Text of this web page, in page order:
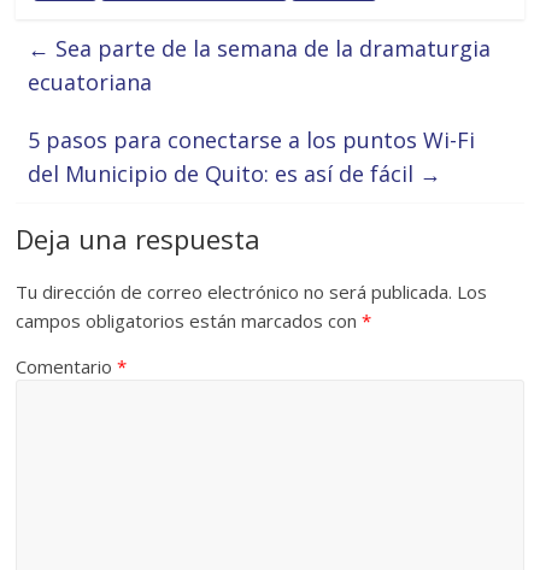
← Sea parte de la semana de la dramaturgia
ecuatoriana
5 pasos para conectarse a los puntos Wi-Fi
del Municipio de Quito: es así de fácil →
Deja una respuesta
Tu dirección de correo electrónico no será publicada. Los
campos obligatorios están marcados con*
Comentario*